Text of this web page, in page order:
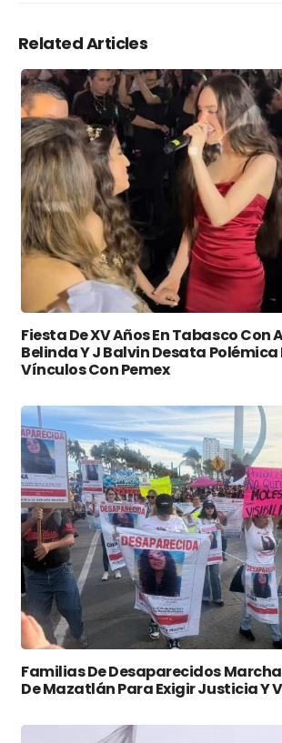
Related Articles
Fiesta De XV Años En Tabasco
Belinda Y J Balvin Desata Polémica
Vínculos Con Pemex
Familias De Desaparecidos
De Mazatlán Para Exigir Justicia Y